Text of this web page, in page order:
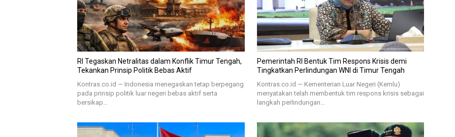
RI Tegaskan Netralitas dalam Konflik Timur Tengah,
Tekankan Prinsip Politik Bebas Aktif
Kontras.co.id — Indonesia menegaskan tetap berpegang
pada prinsip politik luar negeri bebas aktif serta
bersikap…
Pemerintah RI Bentuk Tim Respons Krisis demi
Tingkatkan Perlindungan WNI di Timur Tengah
Kontras.co.id — Kementerian Luar Negeri (Kemlu)
menyatakan telah membentuk tim respons krisis sebagai
langkah perlindungan…